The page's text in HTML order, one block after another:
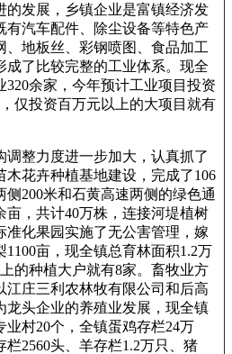
的发展，乡镇企业是富镇经济发
有汽车配件、除尘设备等特色产
、地板丝、彩钢喷图、食品加工
成了比较完整的工业体系。现全
320余家，今年预计工业项目投资
仅投资百万元以上的大项目就有
调整力度进一步加大，认真抓了
木花卉种植基地建设，完成了106
侧200米和石黄高速两侧的绿色通
亩，共计40万株，连接河堤植树
准化果园实施了无公害管理，嫁
1100亩，现全镇总育林面积1.2万
的种植大户就有8家。畜牧业方
江庄三利农林牧有限公司和后高
龙头企业的养殖业发展，现全镇
业村20个，全镇蛋鸡存栏24万
栏2560头、羊存栏1.2万只、猪